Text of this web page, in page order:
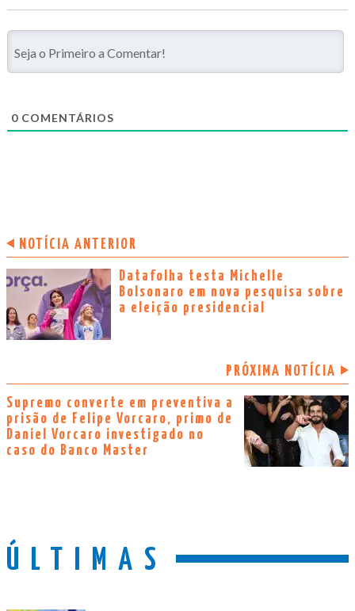
0 COMENTÁRIOS
NOTÍCIA ANTERIOR
Datafolha testa Michelle
Bolsonaro em nova pesquisa sobre
a eleição presidencial
PRÓXIMA NOTÍCIA
Supremo converte em preventiva a
prisão de Felipe Vorcaro, primo de
Daniel Vorcaro investigado no
caso do Banco Master
ÚLTIMAS